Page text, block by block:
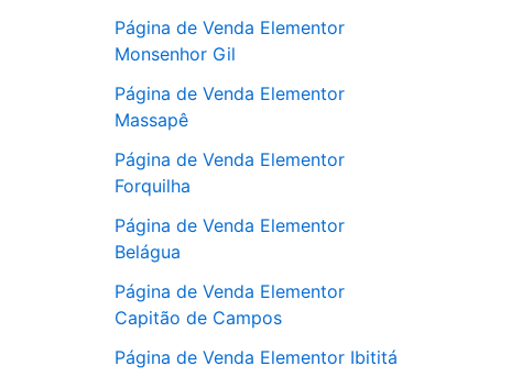
Página de Venda Elementor
Monsenhor Gil
Página de Venda Elementor
Massapê
Página de Venda Elementor
Forquilha
Página de Venda Elementor
Belágua
Página de Venda Elementor
Capitão de Campos
Página de Venda Elementor Ibititá